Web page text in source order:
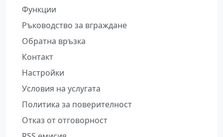
Функции
Ръководство за вграждане
Обратна връзка
Контакт
Настройки
Условия на услугата
Политика за поверителност
Отказ от отговорност